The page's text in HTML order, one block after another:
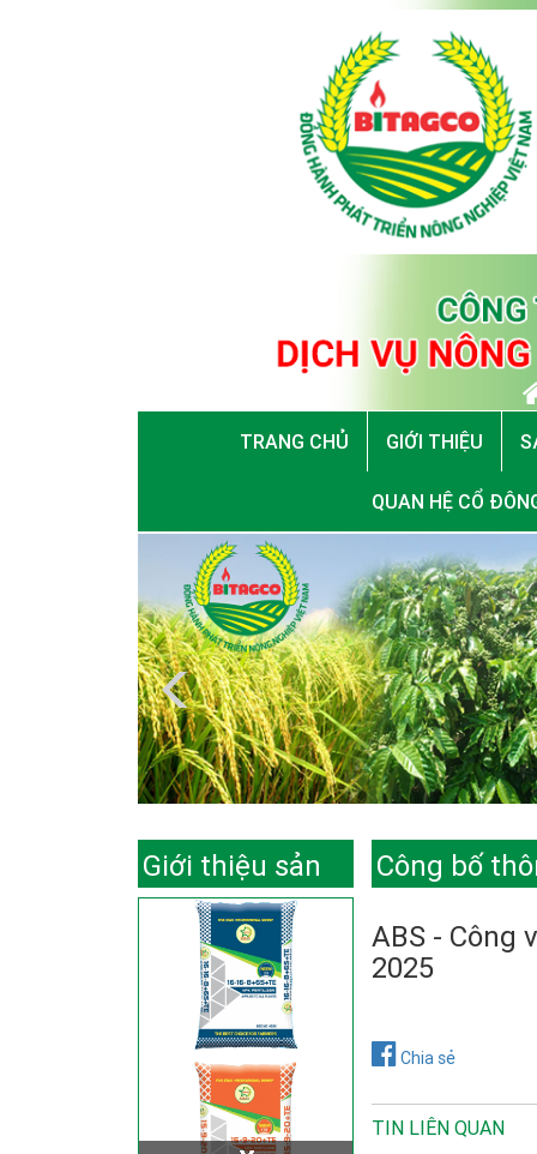
TRANG CHỦ GIỚI THIỆU
QUAN HỆ CỔ
Giới thiệu sản
phẩm
Công bố
ABS - Công
2025
Chia sẻ
TIN LIÊN QUAN